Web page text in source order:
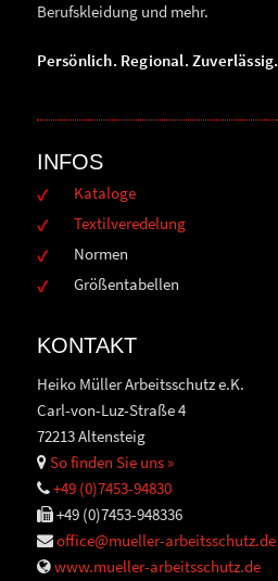
Berufskleidung und mehr.
Persönlich. Regional. Zuverlässig.
INFOS
Kataloge
Textilveredelung
Normen
Größentabellen
KONTAKT
Heiko Müller Arbeitsschutz e.K.
Carl-von-Luz-Straße 4
72213 Altensteig
So finden Sie uns »
+49 (0)7453-94830
+49 (0)7453-948336
office@mueller-arbeitsschutz.de
www.mueller-arbeitsschutz.de